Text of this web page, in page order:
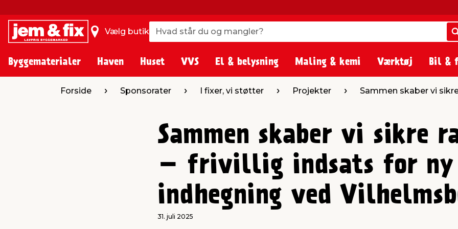
Vælg butik Hvad står du og mangler?
Hvad står du og mangler?
Byggematerialer Haven Huset VVS El & belysning Maling & kemi Værktøj Bil &
Forside Sponsorater I fixer, vi støtter Projekter Sammen skaber vi
Sammen skaber vi sikre
– frivillig indsats for ny
indhegning ved
31. juli 2025